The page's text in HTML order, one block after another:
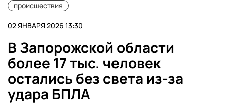
происшествия
02 ЯНВАРЯ 2026 13:30
В Запорожской области
более 17 тыс. человек
остались без света из-за
удара БПЛА